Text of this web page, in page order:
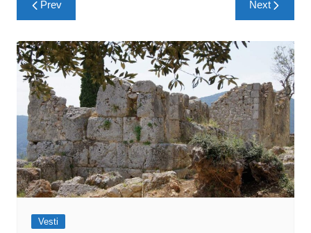
navigation
Prev Next
Vesti